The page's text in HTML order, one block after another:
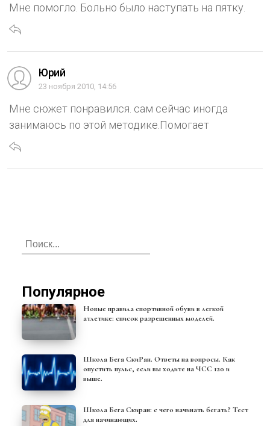
Мне помогло. Больно было наступать на пятку.
Юрий
23 ноября 2010, 14:56
Мне сюжет понравился. сам сейчас иногда
занимаюсь по этой методике.Помогает
Популярное
Новые правила спортивной обуви в легкой
атлетике: список разрешенных моделей.
Школа Бега СкиРан. Ответы на вопросы. Как
опустить пульс, если вы ходите на ЧСС 120 и
выше.
Школа Бега Скиран: с чего начинать бегать? Тест
для начинающих.